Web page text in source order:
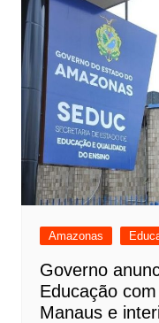
Amazonas
Governo
Educação
Manaus e